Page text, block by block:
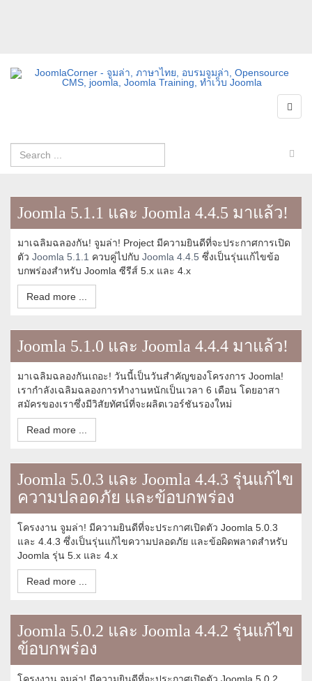
Joomla 5.1.1 และ Joomla 4.4.5 มาแล้ว!
มาเฉลิมฉลองกัน! จูมล่า! Project มีความยินดีที่จะประกาศการเปิด
ตัว Joomla 5.1.1 ควบคู่ไปกับ Joomla 4.4.5 ซึ่งเป็นรุ่นแก้ไขข้อ
บกพร่องสำหรับ Joomla ซีรีส์ 5.x และ 4.x
Read more ...
Joomla 5.1.0 และ Joomla 4.4.4 มาแล้ว!
มาเฉลิมฉลองกันเถอะ! วันนี้เป็นวันสำคัญของโครงการ Joomla!
เรากำลังเฉลิมฉลองการทำงานหนักเป็นเวลา 6 เดือน โดยอาสา
สมัครของเราซึ่งมีวิสัยทัศน์ที่จะผลิตเวอร์ชันรองใหม่
Read more ...
Joomla 5.0.3 และ Joomla 4.4.3 รุ่นแก้ไข
ความปลอดภัย และข้อบกพร่อง
โครงงาน จูมล่า! มีความยินดีที่จะประกาศเปิดตัว Joomla 5.0.3
และ 4.4.3 ซึ่งเป็นรุ่นแก้ไขความปลอดภัย และข้อผิดพลาดสำหรับ
Joomla รุ่น 5.x และ 4.x
Read more ...
Joomla 5.0.2 และ Joomla 4.4.2 รุ่นแก้ไข
ข้อบกพร่อง